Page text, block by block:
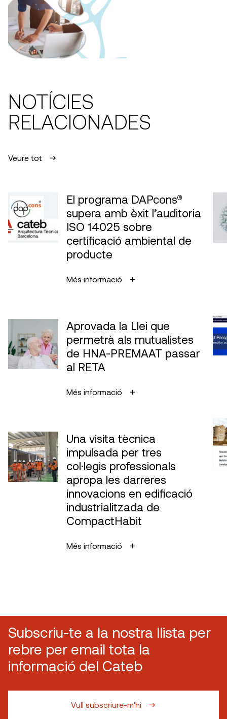
NOTÍCIES
RELACIONADES
Veure tot
El programa DAPcons®
supera amb èxit l’auditoria
ISO 14025 sobre
certificació ambiental de
producte
Més informació
Aprovada la Llei que
permetrà als mutualistes
de HNA-PREMAAT passar
al RETA
Més informació
Una visita tècnica
impulsada per tres
col·legis professionals
apropa les darreres
innovacions en edificació
industrialitzada de
CompactHabit
Més informació
Subscriu-te a la nostra llista per
rebre per email tota la
informació del Cateb
Vull subscriure-m'hi